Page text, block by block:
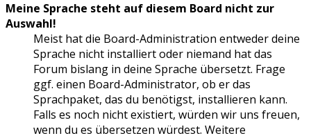
Meine Sprache steht auf diesem Board nicht zur
Auswahl!
Meist hat die Board-Administration entweder deine
Sprache nicht installiert oder niemand hat das
Forum bislang in deine Sprache übersetzt. Frage
ggf. einen Board-Administrator, ob er das
Sprachpaket, das du benötigst, installieren kann.
Falls es noch nicht existiert, würden wir uns freuen,
wenn du es übersetzen würdest. Weitere